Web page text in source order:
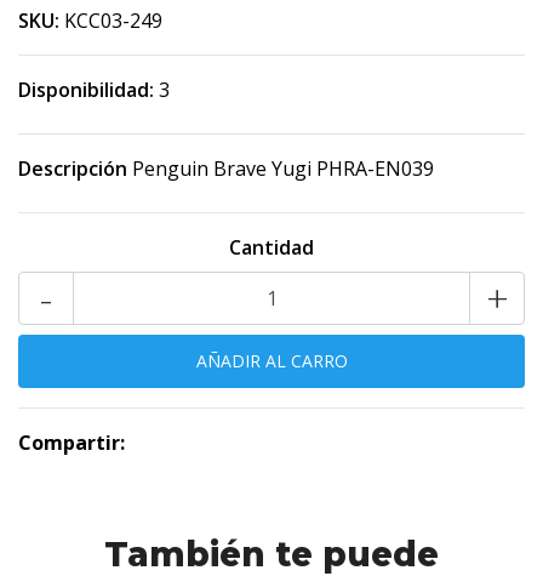
SKU: KCC03-249
Disponibilidad: 3
Descripción Penguin Brave Yugi PHRA-EN039
Cantidad
+
-
Compartir:
También te puede